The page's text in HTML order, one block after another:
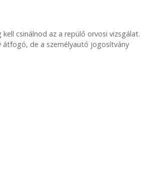
csinálnod az a repülő orvosi vizsgálat.
átfogó, de a személyautó jogosítvány